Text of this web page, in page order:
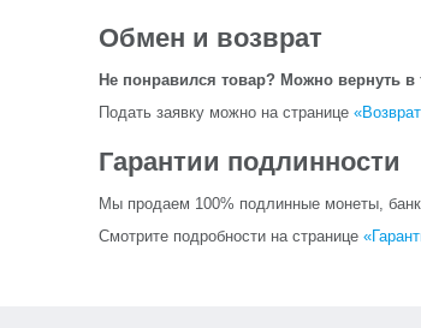
Обмен и возврат
Не понравился товар? Можно вернуть
Подать заявку можно на странице
Гарантии подлинности
Мы продаем 100% подлинные монеты,
Смотрите подробности на странице